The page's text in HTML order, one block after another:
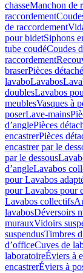
chasseManchon de
raccordement
de raccordement
pour bidetSiphons
tube coudéCoudes
raccordement
braserPièces
lavaboLavabos
doublesLavabos
meublesVasques à
poserLave-mains
d’anglePièces
encastrerPièces
encastrer par le
par le dessous
d’angleLavabos
pour Lavabos
pour Lavabos pour
Lavabos collectifs
lavabosDéversoirs
murauxVidoirs
suspendusTimbres
dʼofficeCuves de
laboratoireÉviers à
encastrerÉviers à